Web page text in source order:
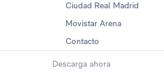
Ciudad Real Madrid
Movistar Arena
Contacto
Descarga ahora